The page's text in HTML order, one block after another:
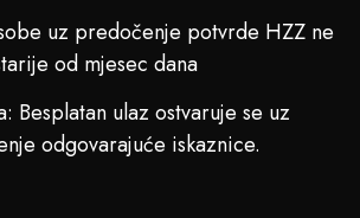
uz predočenje potvrde HZZ ne
od mjesec dana
Besplatan ulaz ostvaruje se uz
odgovarajuće iskaznice.